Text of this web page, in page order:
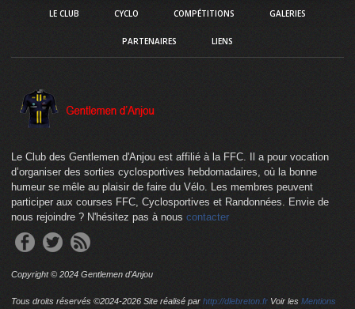
LE CLUB CYCLO COMPÉTITIONS GALERIES
PARTENAIRES LIENS
Le Club des Gentlemen d'Anjou est affilié à la FFC. Il a pour vocation
d’organiser des sorties cyclosportives hebdomadaires, où la bonne
humeur se mêle au plaisir de faire du Vélo. Les membres peuvent
participer aux courses FFC, Cyclosportives et Randonnées. Envie de
nous rejoindre ? N'hésitez pas à nous contacter
Copyright © 2024 Gentlemen d'Anjou
Tous droits réservés ©2024-2026 Site réalisé par http://dlebreton.fr Voir les Mentions